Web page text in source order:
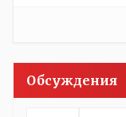
Обсуждения